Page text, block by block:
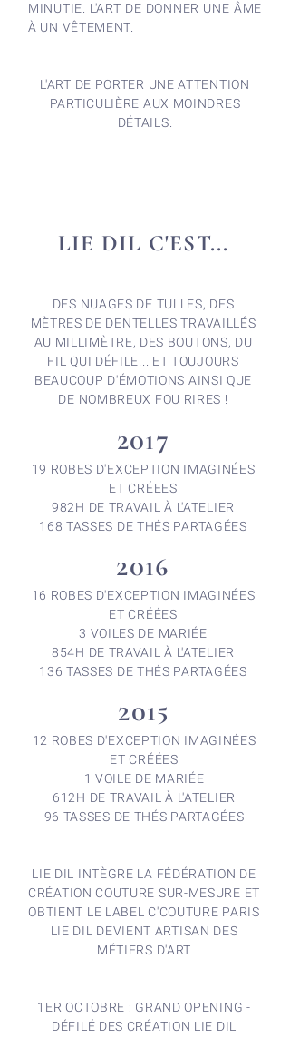
MINUTIE. L'ART DE DONNER UNE ÂME
À UN VÊTEMENT.
L'ART DE PORTER UNE ATTENTION
PARTICULIÈRE AUX MOINDRES
DÉTAILS.
LIE DIL C'EST...
DES NUAGES DE TULLES, DES
MÈTRES DE DENTELLES TRAVAILLÉS
AU MILLIMÈTRE, DES BOUTONS, DU
FIL QUI DÉFILE... ET TOUJOURS
BEAUCOUP D'ÉMOTIONS AINSI QUE
DE NOMBREUX FOU RIRES !
2017
19 ROBES D'EXCEPTION IMAGINÉES
ET CRÉEES
982H DE TRAVAIL À L'ATELIER
168 TASSES DE THÉS PARTAGÉES
2016
16 ROBES D'EXCEPTION IMAGINÉES
ET CRÉÉES
3 VOILES DE MARIÉE
854H DE TRAVAIL À L'ATELIER
136 TASSES DE THÉS PARTAGÉES
2015
12 ROBES D'EXCEPTION IMAGINÉES
ET CRÉÉES
1 VOILE DE MARIÉE
612H DE TRAVAIL À L'ATELIER
96 TASSES DE THÉS PARTAGÉES
LIE DIL INTÈGRE LA FÉDÉRATION DE
CRÉATION COUTURE SUR-MESURE ET
OBTIENT LE LABEL C'COUTURE PARIS
LIE DIL DEVIENT ARTISAN DES
MÉTIERS D'ART
1ER OCTOBRE : GRAND OPENING -
DÉFILÉ DES CRÉATION LIE DIL